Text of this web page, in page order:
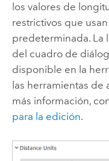
los valores de
restrictivos que
predeterminada. La
del cuadro de
disponible en la
las herramientas de
más información,
para la edición.